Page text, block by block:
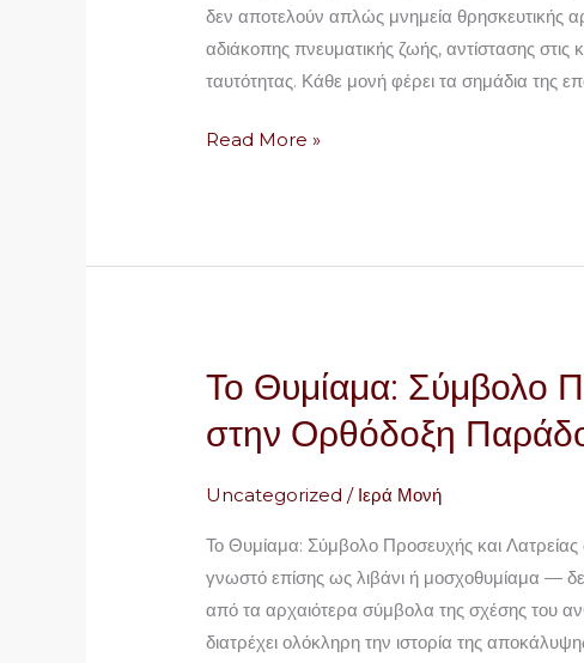
δεν αποτελούν απλώς μνημεία θρησκευτικής
αδιάκοπης πνευματικής ζωής, αντίστασης στις
ταυτότητας. Κάθε μονή φέρει τα σημάδια της
Καρδιά
της
Κρήτης
1ο)
Read More »
Το Θυμίαμα: Σύμβολο
στην Ορθόδοξη
Uncategorized / Ιερά Μονή
Το Θυμίαμα: Σύμβολο Προσευχής και
γνωστό επίσης ως λιβάνι ή μοσχοθυμίαμα —
από τα αρχαιότερα σύμβολα της σχέσης του
διατρέχει ολόκληρη την ιστορία της
Το
Σύμβολο
και
Λατρείας
στην
Ορθόδοξη
Παράδοση